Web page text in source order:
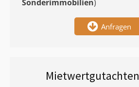
Sonderimmobilien)
Anfragen
Mietwertgutachten